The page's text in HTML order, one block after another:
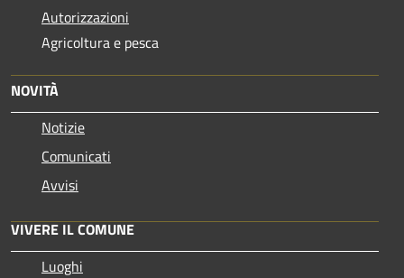
Autorizzazioni
Agricoltura e pesca
NOVITÀ
Notizie
Comunicati
Avvisi
VIVERE IL COMUNE
Luoghi